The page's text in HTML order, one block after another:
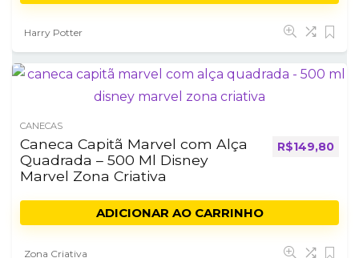
Harry Potter
CANECAS
Caneca Capitã Marvel com Alça
Quadrada – 500 Ml Disney
Marvel Zona Criativa
R$149,80
ADICIONAR AO CARRINHO
Zona Criativa